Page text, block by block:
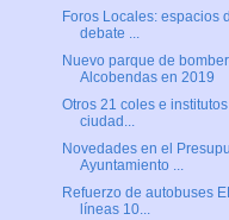
Foros Locales: espacios
debate ...
Nuevo parque de
Alcobendas en 2019
Otros 21 coles e
ciudad...
Novedades en el
Ayuntamiento ...
Refuerzo de autobuses
líneas 10...